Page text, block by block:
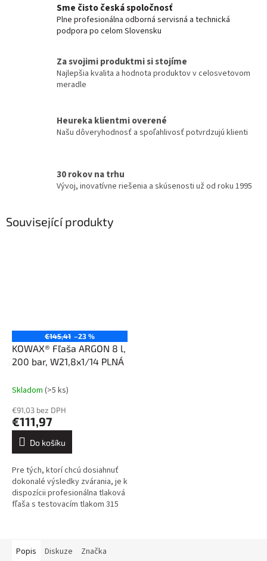
Sme čisto česká spoločnosť
Plne profesionálna odborná servisná a technická
podpora po celom Slovensku
Za svojimi produktmi si stojíme
Najlepšia kvalita a hodnota produktov v celosvetovom
meradle
Heureka klientmi overené
Našu dôveryhodnosť a spoľahlivosť potvrdzujú klienti
30 rokov na trhu
Vývoj, inovatívne riešenia a skúsenosti už od roku 1995
Související produkty
€145,41 –23 %
KOWAX® Fľaša ARGON 8 l,
200 bar, W21,8x1/14 PLNÁ
Skladom (>5 ks)
€91,03 bez DPH
€111,97
Do košíku
Pre tých, ktorí chcú dosiahnuť
dokonalé výsledky zvárania, je k
dispozícii profesionálna tlaková
fľaša s testovacím tlakom 315
Popis Diskuze Značka